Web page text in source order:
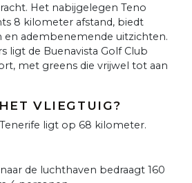
Het nabijgelegen Teno
8 kilometer afstand, biedt
en adembenemende uitzichten.
ligt de Buenavista Golf Club
met greens die vrijwel tot aan
VLIEGTUIG?
ligt op 68 kilometer.
de luchthaven bedraagt 160